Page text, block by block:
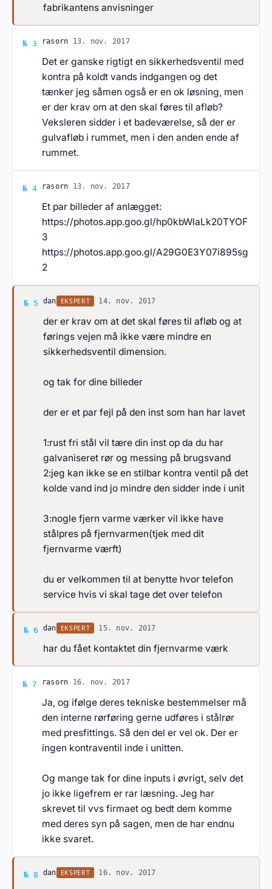
fabrikantens anvisninger
№ 3 Svar af rasorn
rasorn · 13. nov. 2017
Det er ganske rigtigt en sikkerhedsventil med
kontra på koldt vands indgangen og det
tænker jeg såmen også er en ok løsning, men
er der krav om at den skal føres til afløb?
Veksleren sidder i et badeværelse, så der er
gulvafløb i rummet, men i den anden ende af
rummet.
№ 4 Svar af rasorn
rasorn · 13. nov. 2017
Et par billeder af anlægget:
https://photos.app.goo.gl/hp0kbWlaLk20TYOF
3
https://photos.app.goo.gl/A29G0E3Y07i895sg
2
№ 5 Svar af dan
dan EKSPERT 14. nov. 2017
der er krav om at det skal føres til afløb og at
førings vejen må ikke være mindre en
sikkerhedsventil dimension.
og tak for dine billeder
der er et par fejl på den inst som han har lavet
1:rust fri stål vil tære din inst op da du har
galvaniseret rør og messing på brugsvand
2:jeg kan ikke se en stilbar kontra ventil på det
kolde vand ind jo mindre den sidder inde i unit
3:nogle fjern varme værker vil ikke have
stålpres på fjernvarmen(tjek med dit
fjernvarme værft)
du er velkommen til at benytte hvor telefon
service hvis vi skal tage det over telefon
№ 6 Svar af dan
dan EKSPERT 15. nov. 2017
har du fået kontaktet din fjernvarme værk
№ 7 Svar af rasorn
rasorn · 16. nov. 2017
Ja, og ifølge deres tekniske bestemmelser må
den interne rørføring gerne udføres i stålrør
med presfittings. Så den del er vel ok. Der er
ingen kontraventil inde i unitten.
Og mange tak for dine inputs i øvrigt, selv det
jo ikke ligefrem er rar læsning. Jeg har
skrevet til vvs firmaet og bedt dem komme
med deres syn på sagen, men de har endnu
ikke svaret.
№ 8 Svar af dan
dan EKSPERT 16. nov. 2017